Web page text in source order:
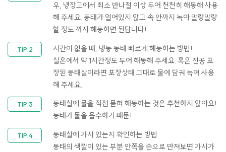
우, 냉장고에서 최소 반나절 이상 두어 천천히 해동해 사용
해 주세요. 동태가 얼어있지 않고 속 안까지 녹아 말랑말랑
할 정도 까지 해동하면 된답니다!​
시간이 없을 때, 냉동 동태 빠르게 해동하는 방법!
실온에서 약 1시간정도 두어 해동해 주세요. 혹은 진공 포
장된 동태살이라면 포장상태 그대로 물에 담궈 녹여 사용
해 주세요.​
동태살에 물을 직접 묻혀 해동하는 것은 추천하지 않아요!
동태가 물을 흡수하기 때문!​
동태살에 가시 있는지 확인하는 방법
동태의 색깔이 있는 부분 안쪽을 손으로 만져보면 가시가